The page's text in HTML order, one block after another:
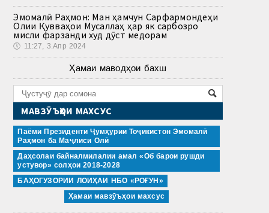
Эмомалӣ Раҳмон: Ман ҳамчун Сарфармондеҳи
Олии Қувваҳои Мусаллаҳ ҳар як сарбозро
мисли фарзанди худ дӯст медорам
🕔 11:27, 3.Апр 2024
Ҳамаи маводҳои бахш
МАВЗӮЪҲОИ МАХСУС
Паёми Президенти Ҷумҳурии Тоҷикистон Эмомалӣ
Раҳмон ба Маҷлиси Олӣ
Даҳсолаи байналмилалии амал «Об барои рушди
устувор» солҳои 2018-2028
БАҲОГУЗОРИИ ЛОИҲАИ НБО «РОҒУН»
Ҳамаи мавзӯъҳои махсус